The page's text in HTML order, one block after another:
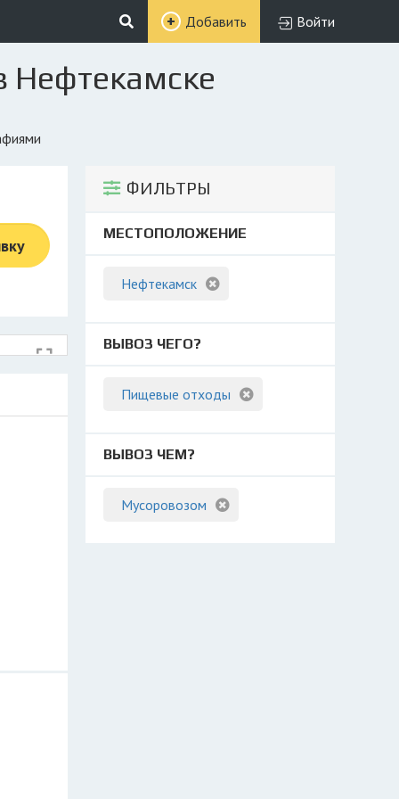
Добавить Войти
Нефтекамске
ФИЛЬТРЫ
МЕСТОПОЛОЖЕНИЕ
Нефтекамск
ВЫВОЗ ЧЕГО?
Пищевые отходы
ВЫВОЗ ЧЕМ?
Мусоровозом